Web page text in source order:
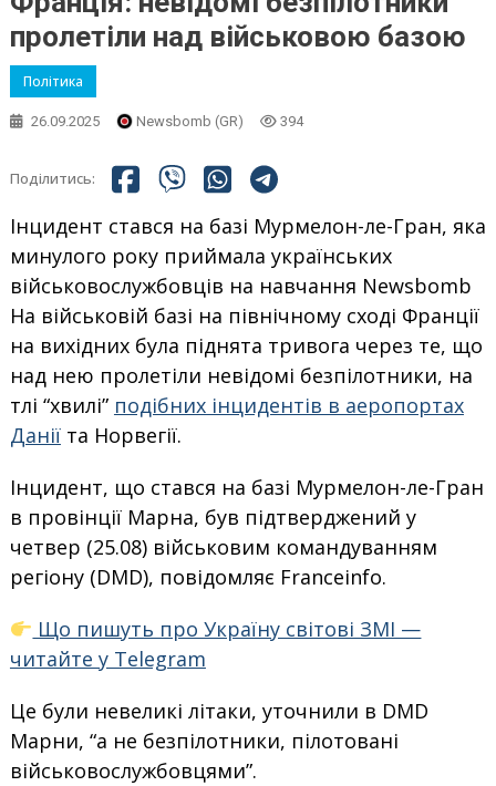
пролетіли над військовою базою
Політика
26.09.2025 Newsbomb (GR) 394
Поділитись:
Інцидент стався на базі Мурмелон-ле-Гран, яка
минулого року приймала українських
військовослужбовців на навчання Newsbomb
На військовій базі на північному сході Франції
на вихідних була піднята тривога через те, що
над нею пролетіли невідомі безпілотники, на
тлі “хвилі” подібних інцидентів в аеропортах
Даніїта Норвегії.
Інцидент, що стався на базі Мурмелон-ле-Гран
в провінції Марна, був підтверджений у
четвер (25.08) військовим командуванням
регіону (DMD), повідомляє Franceinfo.
Що пишуть про Україну світові ЗМІ —
читайте у Telegram
Це були невеликі літаки, уточнили в DMD
Марни, “а не безпілотники, пілотовані
військовослужбовцями”.